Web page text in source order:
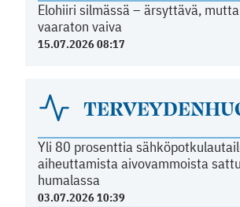
Elohiiri silmässä – ärsyttävä,
vaaraton vaiva
15.07.2026 08:17
Yli 80 prosenttia
aiheuttamista aivovammoista
humalassa
03.07.2026 10:39